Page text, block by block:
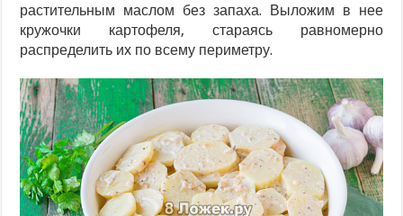
растительным маслом без запаха. Выложим в нее
кружочки картофеля, стараясь равномерно
распределить их по всему периметру.